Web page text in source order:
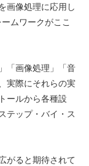
画像処理に応用し
ムワークがここ
「画像処理」「音
実際にそれらの実
ールから各種設
テップ・バイ・ス
がると期待されて